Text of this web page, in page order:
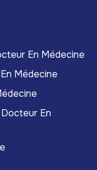
En Médecine
Médecine
Docteur En